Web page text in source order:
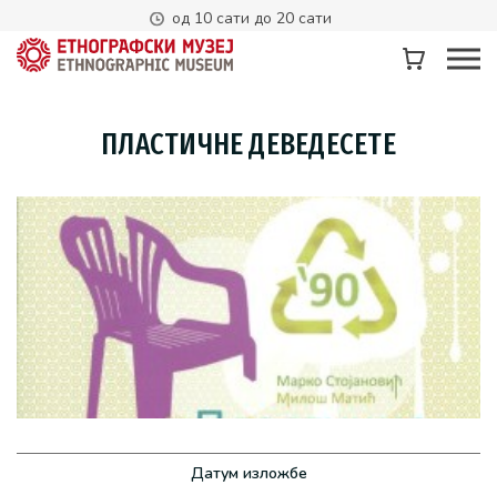
од 10 сати до 20 сати
ПЛАСТИЧНЕ ДЕВЕДЕСЕТЕ
Датум изложбе